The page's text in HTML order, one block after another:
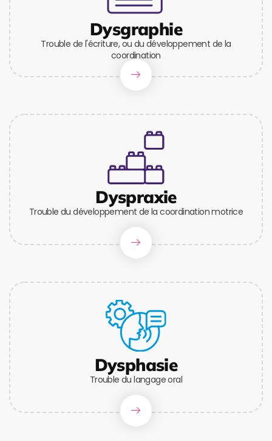
Dysgraphie
Trouble de l'écriture, ou du développement de la
coordination
Dyspraxie
Trouble du développement de la coordination motrice
Dysphasie
Trouble du langage oral